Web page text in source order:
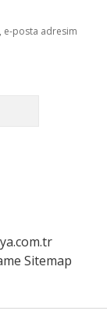
e-posta adresim
Sitemap